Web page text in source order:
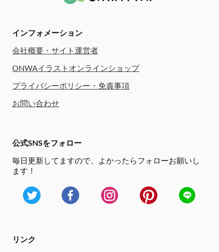
インフォメーション
会社概要・サイト運営者
ONWAイラストオンラインショップ
プライバシーポリシー・免責事項
お問い合わせ
公式SNSをフォロー
毎日更新してますので、
よかったらフォローお願いし
ます！
リンク